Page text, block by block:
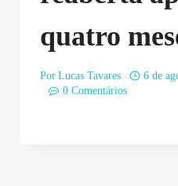
quatro
Por Lucas Tavares
6 de
0 Comentários